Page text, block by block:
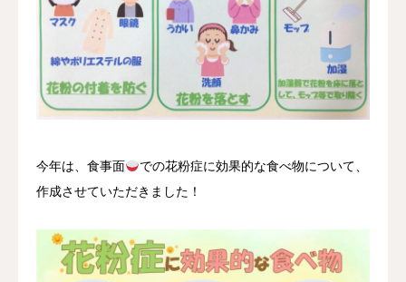
今年は、食事面
での花粉症に効果的な食べ物について、
作成させていただきました！